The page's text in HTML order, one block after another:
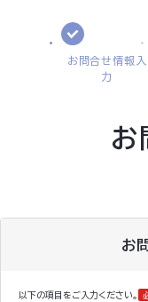
お問合せ情報入
力
お
お
以下の項目をご入力ください。